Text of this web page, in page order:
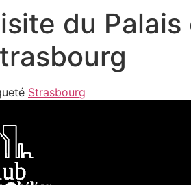
du
Strasbourg